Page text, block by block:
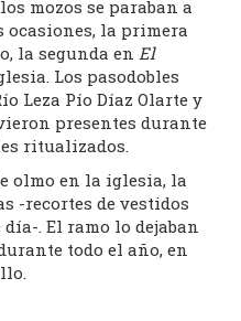
mozos se paraban a
la primera
la segunda en El
Los pasodobles
Leza Pío Díaz Olarte y
presentes durante
ritualizados.
olmo en la iglesia, la
-recortes de vestidos
. El ramo lo dejaban
todo el año, en